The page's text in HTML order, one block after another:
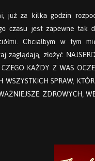
już za kilka godzin
czasu jest zapewne tak
Chciałbym w tym
złożyć
KAŻDY Z WAS
SPRAW,
ZDROWYCH,